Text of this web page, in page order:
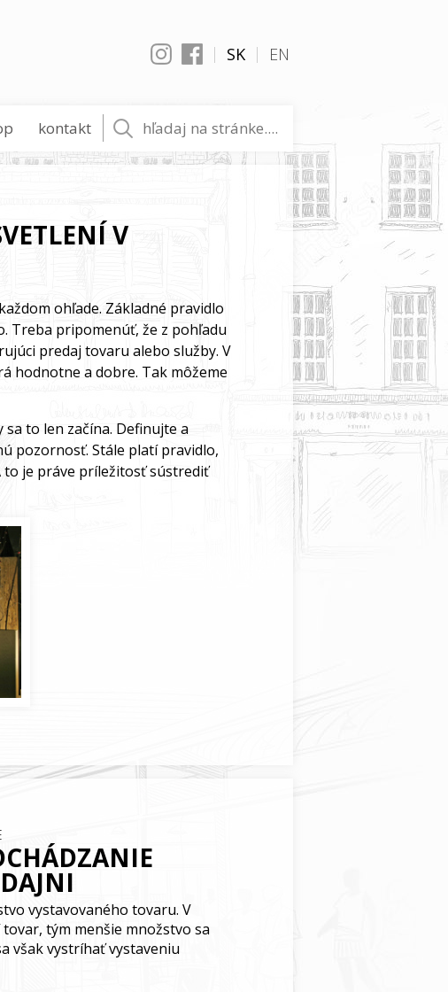
Instagram
Facebook
SK EN
kontakt Vyhľadať
V
ohľade. Základné pravidlo
Treba pripomenúť, že z pohľadu
predaj tovaru alebo služby. V
hodnotne a dobre. Tak môžeme
to len začína. Definujte a
pozornosť. Stále platí pravidlo,
to je práve príležitosť sústrediť
vystavovaného tovaru. V
tým menšie množstvo sa
však vystríhať vystaveniu